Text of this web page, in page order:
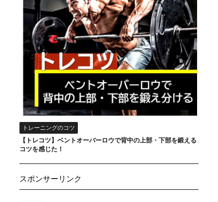
トレーニングのコツ
【トレコツ】ベントオーバーロウで背中の上部・下部を鍛える
コツを感じた！
スポンサーリンク